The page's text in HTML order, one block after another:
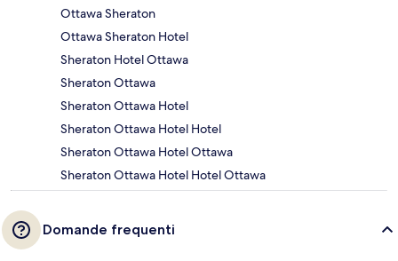
Ottawa Sheraton
Ottawa Sheraton Hotel
Sheraton Hotel Ottawa
Sheraton Ottawa
Sheraton Ottawa Hotel
Sheraton Ottawa Hotel Hotel
Sheraton Ottawa Hotel Ottawa
Sheraton Ottawa Hotel Hotel Ottawa
Domande frequenti